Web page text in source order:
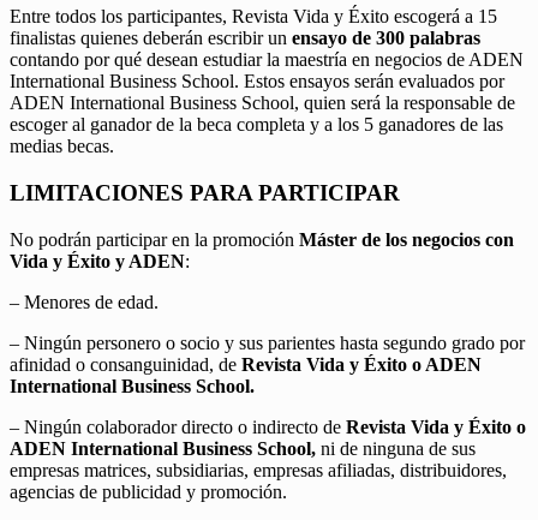
Entre todos los participantes, Revista Vida y Éxito escogerá a 15
finalistas quienes deberán escribir un ensayo de 300 palabras
contando por qué desean estudiar la maestría en negocios de ADEN
International Business School. Estos ensayos serán evaluados por
ADEN International Business School, quien será la responsable de
escoger al ganador de la beca completa y a los 5 ganadores de las
medias becas.
LIMITACIONES PARA PARTICIPAR
No podrán participar en la promoción Máster de los negocios con
Vida y Éxito y ADEN:
– Menores de edad.
– Ningún personero o socio y sus parientes hasta segundo grado por
afinidad o consanguinidad, de Revista Vida y Éxito o ADEN
International Business School.
– Ningún colaborador directo o indirecto de Revista Vida y Éxito o
ADEN International Business School, ni de ninguna de sus
empresas matrices, subsidiarias, empresas afiliadas, distribuidores,
agencias de publicidad y promoción.